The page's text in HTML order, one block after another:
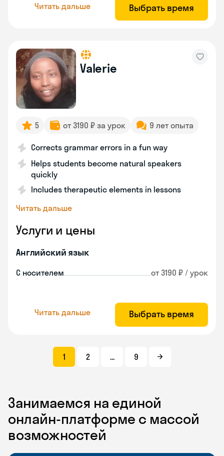
Читать дальше Выбрать время
Valerie
5 от 3190 ₽ за урок 9 лет опыта
Corrects grammar errors in a fun way
Helps students become natural speakers
quickly
Includes therapeutic elements in lessons
Читать дальше
Услуги и цены
Английский язык
С носителем от 3190 ₽ / урок
Читать дальше Выбрать время
1 2 ... 9
Занимаемся на единой
онлайн-платформе с массой
возможностей